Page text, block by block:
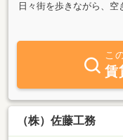
日々街を歩きながら、
出ていない物件を探す
分からない」など、不
では、そうしたご相談
できるだけお客様のご
す。また、空き地や空き
承っております。地域密
ットワーク軽く対応し
こ
賃
（株）佐藤工務